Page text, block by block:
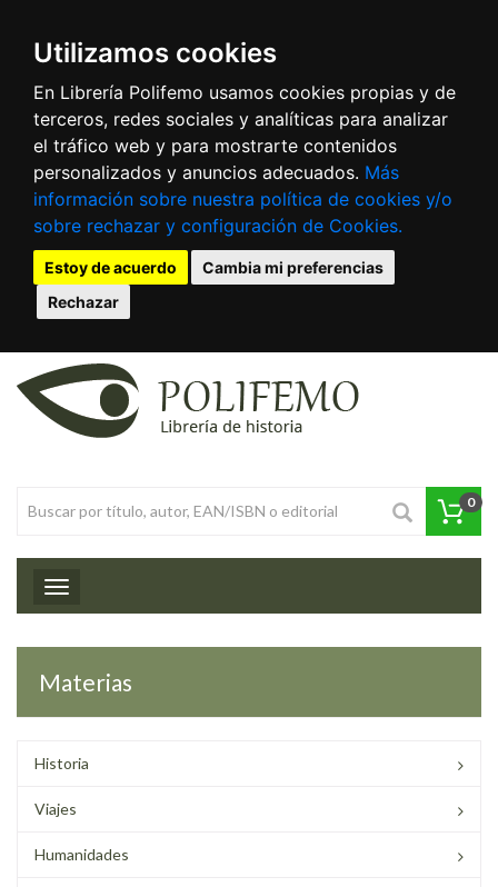
Utilizamos cookies
En Librería Polifemo usamos cookies propias y de
terceros, redes sociales y analíticas para analizar
el tráfico web y para mostrarte contenidos
personalizados y anuncios adecuados. Más
información sobre nuestra política de cookies y/o
sobre rechazar y configuración de Cookies.
Estoy de acuerdo
Cambia mi preferencias
Rechazar
0
Toggle navigation
Materias
Historia
Viajes
Humanidades